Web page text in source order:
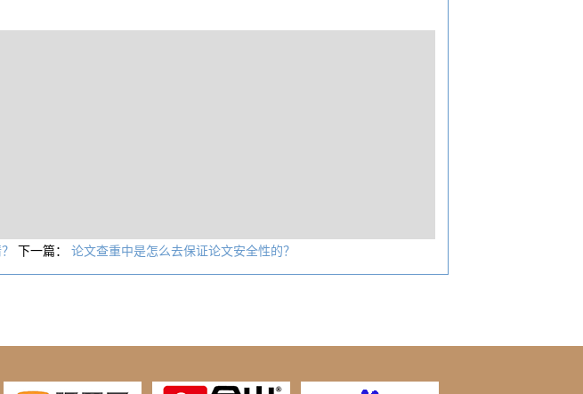
下一篇： 论文查重中是怎么去保证论文安全性的？